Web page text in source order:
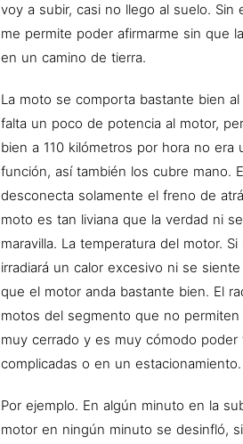
voy a subir, casi no llego al suelo.
me permite poder afirmarme sin que
en un camino de tierra.
La moto se comporta bastante bien
falta un poco de potencia al motor,
bien a 110 kilómetros por hora no
función, así también los cubre mano.
desconecta solamente el freno de
moto es tan liviana que la verdad ni
maravilla. La temperatura del motor.
irradiará un calor excesivo ni se
que el motor anda bastante bien. El
motos del segmento que no
muy cerrado y es muy cómodo
complicadas o en un estacionamiento.
Por ejemplo. En algún minuto en la
motor en ningún minuto se desinfló,